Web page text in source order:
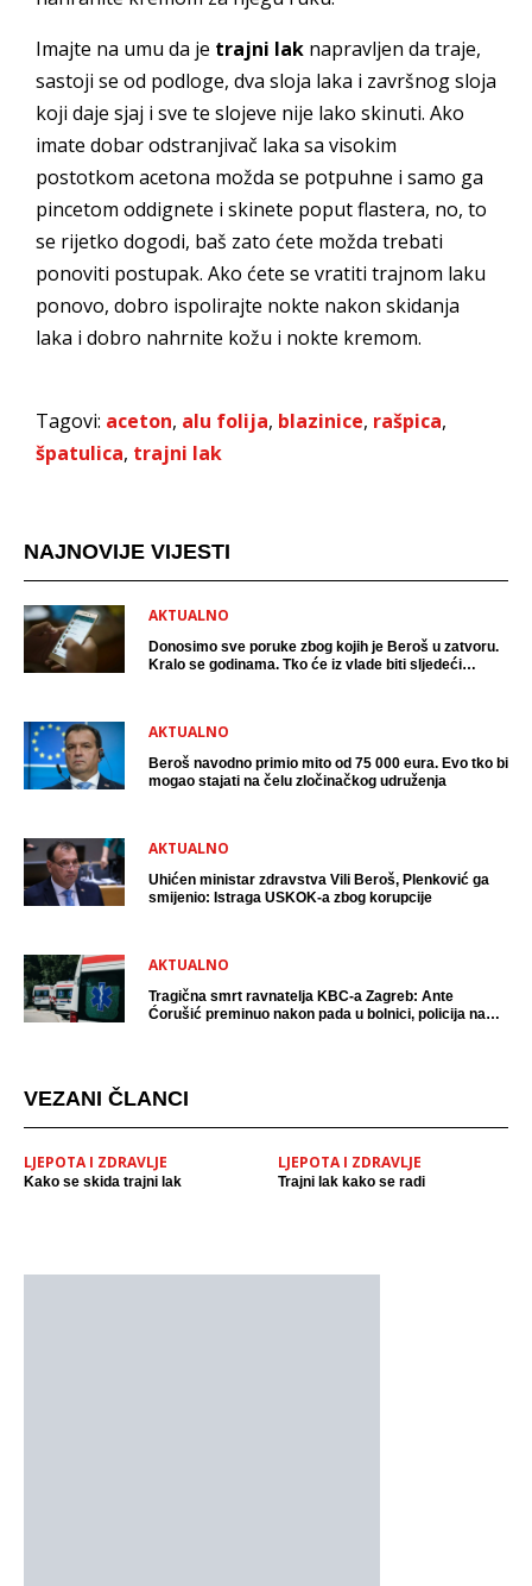
Imajte na umu da je trajni lak napravljen da traje,
sastoji se od podloge, dva sloja laka i završnog sloja
koji daje sjaj i sve te slojeve nije lako skinuti. Ako
imate dobar odstranjivač laka sa visokim
postotkom acetona možda se potpuhne i samo ga
pincetom oddignete i skinete poput flastera, no, to
se rijetko dogodi, baš zato ćete možda trebati
ponoviti postupak. Ako ćete se vratiti trajnom laku
ponovo, dobro ispolirajte nokte nakon skidanja
laka i dobro nahrnite kožu i nokte kremom.
Tagovi: aceton, alu folija, blazinice, rašpica,
špatulica, trajni lak
NAJNOVIJE VIJESTI
AKTUALNO
Donosimo sve poruke zbog kojih je Beroš u zatvoru.
Kralo se godinama. Tko će iz vlade biti sljedeći
AKTUALNO
Beroš navodno primio mito od 75 000 eura. Evo tko bi
mogao stajati na čelu zločinačkog udruženja
AKTUALNO
Uhićen ministar zdravstva Vili Beroš, Plenković ga
smijenio: Istraga USKOK-a zbog korupcije
AKTUALNO
Tragična smrt ravnatelja KBC-a Zagreb: Ante
Ćorušić preminuo nakon pada u bolnici, policija na
VEZANI ČLANCI
LJEPOTA I ZDRAVLJE
Kako se skida trajni lak
LJEPOTA I ZDRAVLJE
Trajni lak kako se radi